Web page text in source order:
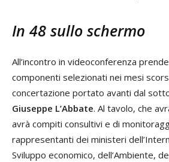
In 48 sullo schermo
All’incontro in videoconferenza
componenti selezionati nei mesi
concertazione portato avanti dal
Giuseppe L’Abbate. Al tavolo, che
avrà compiti consultivi e di
rappresentanti dei ministeri
Sviluppo economico, dell’Ambiente,